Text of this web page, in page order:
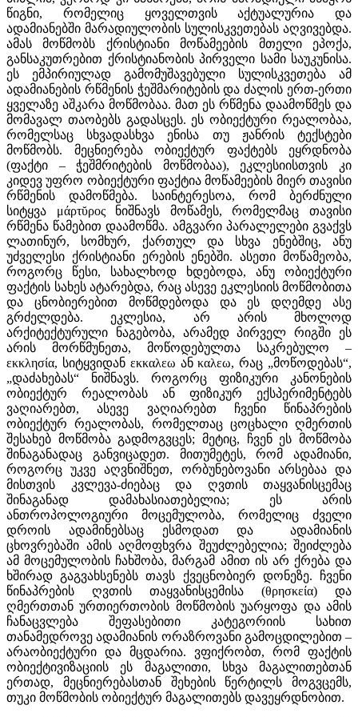
წიგნი, რომელიც ყოველთვის აქტუალურია და
ადამიანებში მარადიულობის სულისკვეთებას აღვივებდა.
ამას მოწმობს ქრისტიანი მოწამეების მთელი ეპოქა,
განსაკუთრებით ქრისტიანობის პირველი სამი საუკუნისა.
ეს ემპირიულად გამომუშავებული სულისკვეთება ამ
ადამიანების რწმენის ჭეშმარიტების და ძალის ერთ-ერთი
ყველაზე აშკარა მოწმობაა. მათ ეს რწმენა დაამოწმეს და
მომავალ თაობებს გადასცეს. ეს ობიექტური რეალობაა,
რომელსაც სხვადასხვა ენისა თუ ჟანრის ტექსტები
მოწმობს. მეცნიერება ობიექტურ ფაქტებს ეყრდნობა
(ფაქტი – ჭეშმრიტების მოწმობაა), ეკლესიისთვის კი
კიდევ უფრო ობიექტური ფაქტია მოწამეების მიერ თავისი
რწმენის დამოწმება. საინტერესოა, რომ ბერძნული
სიტყვა μάρτῠρος ნიშნავს მოწამეს, რომელმაც თავისი
რწმენა წამებით დაამოწმა. ამგვარი პარალელები გვაქვს
ლათინურ, სომხურ, ქართულ და სხვა ენებშიც, ანუ
უძველესი ქრისტიანი ერების ენებში. ასეთი მოწამეობა,
როგორც წესი, სახალხოდ ხდებოდა, ანუ ობიექტური
ფაქტის სახეს ატარებდა, რაც ასევე ეკლესიის მოწმობითა
და ცნობიერებით მოწმდებოდა და ეს დღემდე ასე
გრძელდება. ეკლესია, არ არის მხოლოდ
არქიტექტურული ნაგებობა, არამედ პირველ რიგში ეს
არის მორწმუნეთა, მოწოდებულთა საკრებულო –
εκκλησία, სიტყვიდან εκκαλεω ან καλεω, რაც „მოწოდებას“,
„დაძახებას“ ნიშნავს. როგორც ფიზიკური კანონების
ობიექტურ რეალობას ან ფიზიკურ ექსპერიმენტებს
ვაღიარებთ, ასევე ვაღიარებთ ჩვენი წინაპრების
ობიექტურ რეალობას, რომელთაც ცოცხალი ღმერთის
შესახებ მოწმობა გადმოგვცეს; მეტიც, ჩვენ ეს მოწმობა
შინაგანადაც განვიცადეთ. მითუმეტეს, რომ ადამიანი,
როგორც უკვე აღვნიშნეთ, ორბუნებოვანი არსებაა და
მისთვის კვლევა-ძიებაც და ღვთის თაყვანისცემაც
შინაგანად დამახასიათებელია; ეს არის
ანთროპოლოგიური მოცემულობა, რომელიც ძველი
დროის ადამინებსაც ესმოდათ და ადამიანის
ცხოვრებაში ამის აღმოფხვრა შეუძლებელია; შეიძლება
ამ მოცემულობის ჩახშობა, მარგამ ამით ის არ ქრება და
ხშირად გაგვახსენებს თავს ქვეცნობიერ დონეზე. ჩვენი
წინაპრების ღვთის თაყვანისცემისა (θρησκεία) და
ღმერთთან ურთიერთობის მოწმობის უარყოფა და ამის
ჩანაცვლება შეფასებითი კატეგორიის სახით
თანამედროვე ადამიანის ორაზროვანი გამოცდილებით –
არაობიექტური და მცდარია. ვფიქრობთ, რომ ფაქტის
ობიექტივიზაციის ეს მაგალითი, სხვა მაგალითებთან
ერთად, მეცნიერებასთან შეხების წერტილს მოგვცემს,
თუკი მოწმობის ობიექტურ მაგალითებს დავეყრდნობით.